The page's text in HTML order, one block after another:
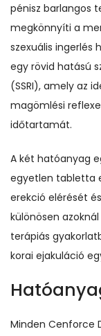
pénisz barlangos
megkönnyíti a
szexuális ingerlés
egy rövid hatású
(SSRI), amely az
magömlési
időtartamát.
A két hatóanyag
egyetlen tabletta
erekció elérését
különösen
terápiás
korai ejakuláció
Minden Cenforce